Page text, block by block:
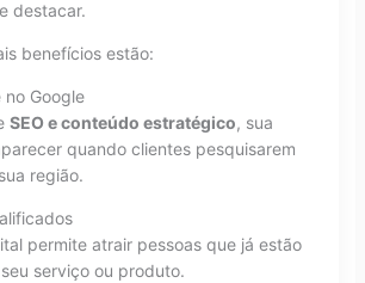
destacar.
benefícios estão:
Google
SEO e conteúdo estratégico, sua
quando clientes pesquisarem
região.
permite atrair pessoas que já estão
serviço ou produto.